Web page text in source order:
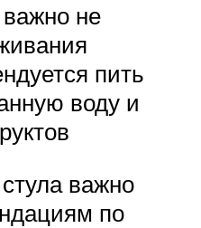
не
пить
воду и
важно
по